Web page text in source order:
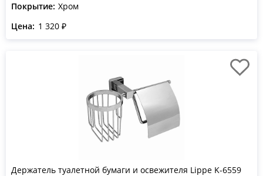
Покрытие: Хром
Цена: 1 320 ₽
Держатель туалетной бумаги и освежителя Lippe K-6559